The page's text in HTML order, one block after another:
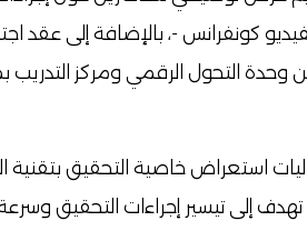
كونفرانس -، بالإضافة إلى عقد
التحول الرقمي ومركز التدريب
استعراض خاصية التحقيق بتقنية
إلى تيسير إجراءات التحقيق وسرعة